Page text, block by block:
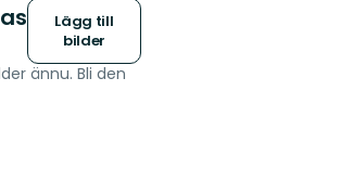
Lägg till
bilder
ännu. Bli den